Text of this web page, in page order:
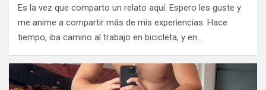
Es la vez que comparto un relato aquí. Espero les guste y
me anime a compartir más de mis experiencias. Hace
tiempo, iba camino al trabajo en bicicleta, y en…